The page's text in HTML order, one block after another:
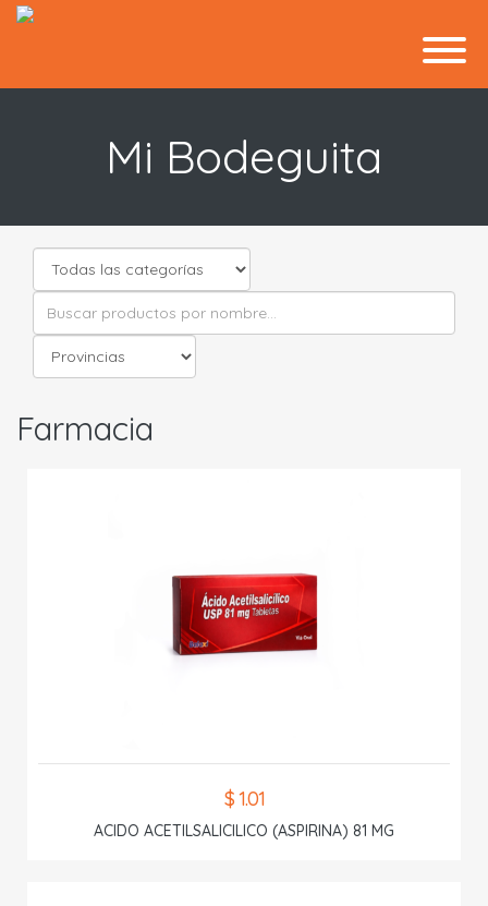
Mi Bodeguita
Farmacia
$ 1.01
ACIDO ACETILSALICILICO (ASPIRINA) 81 MG